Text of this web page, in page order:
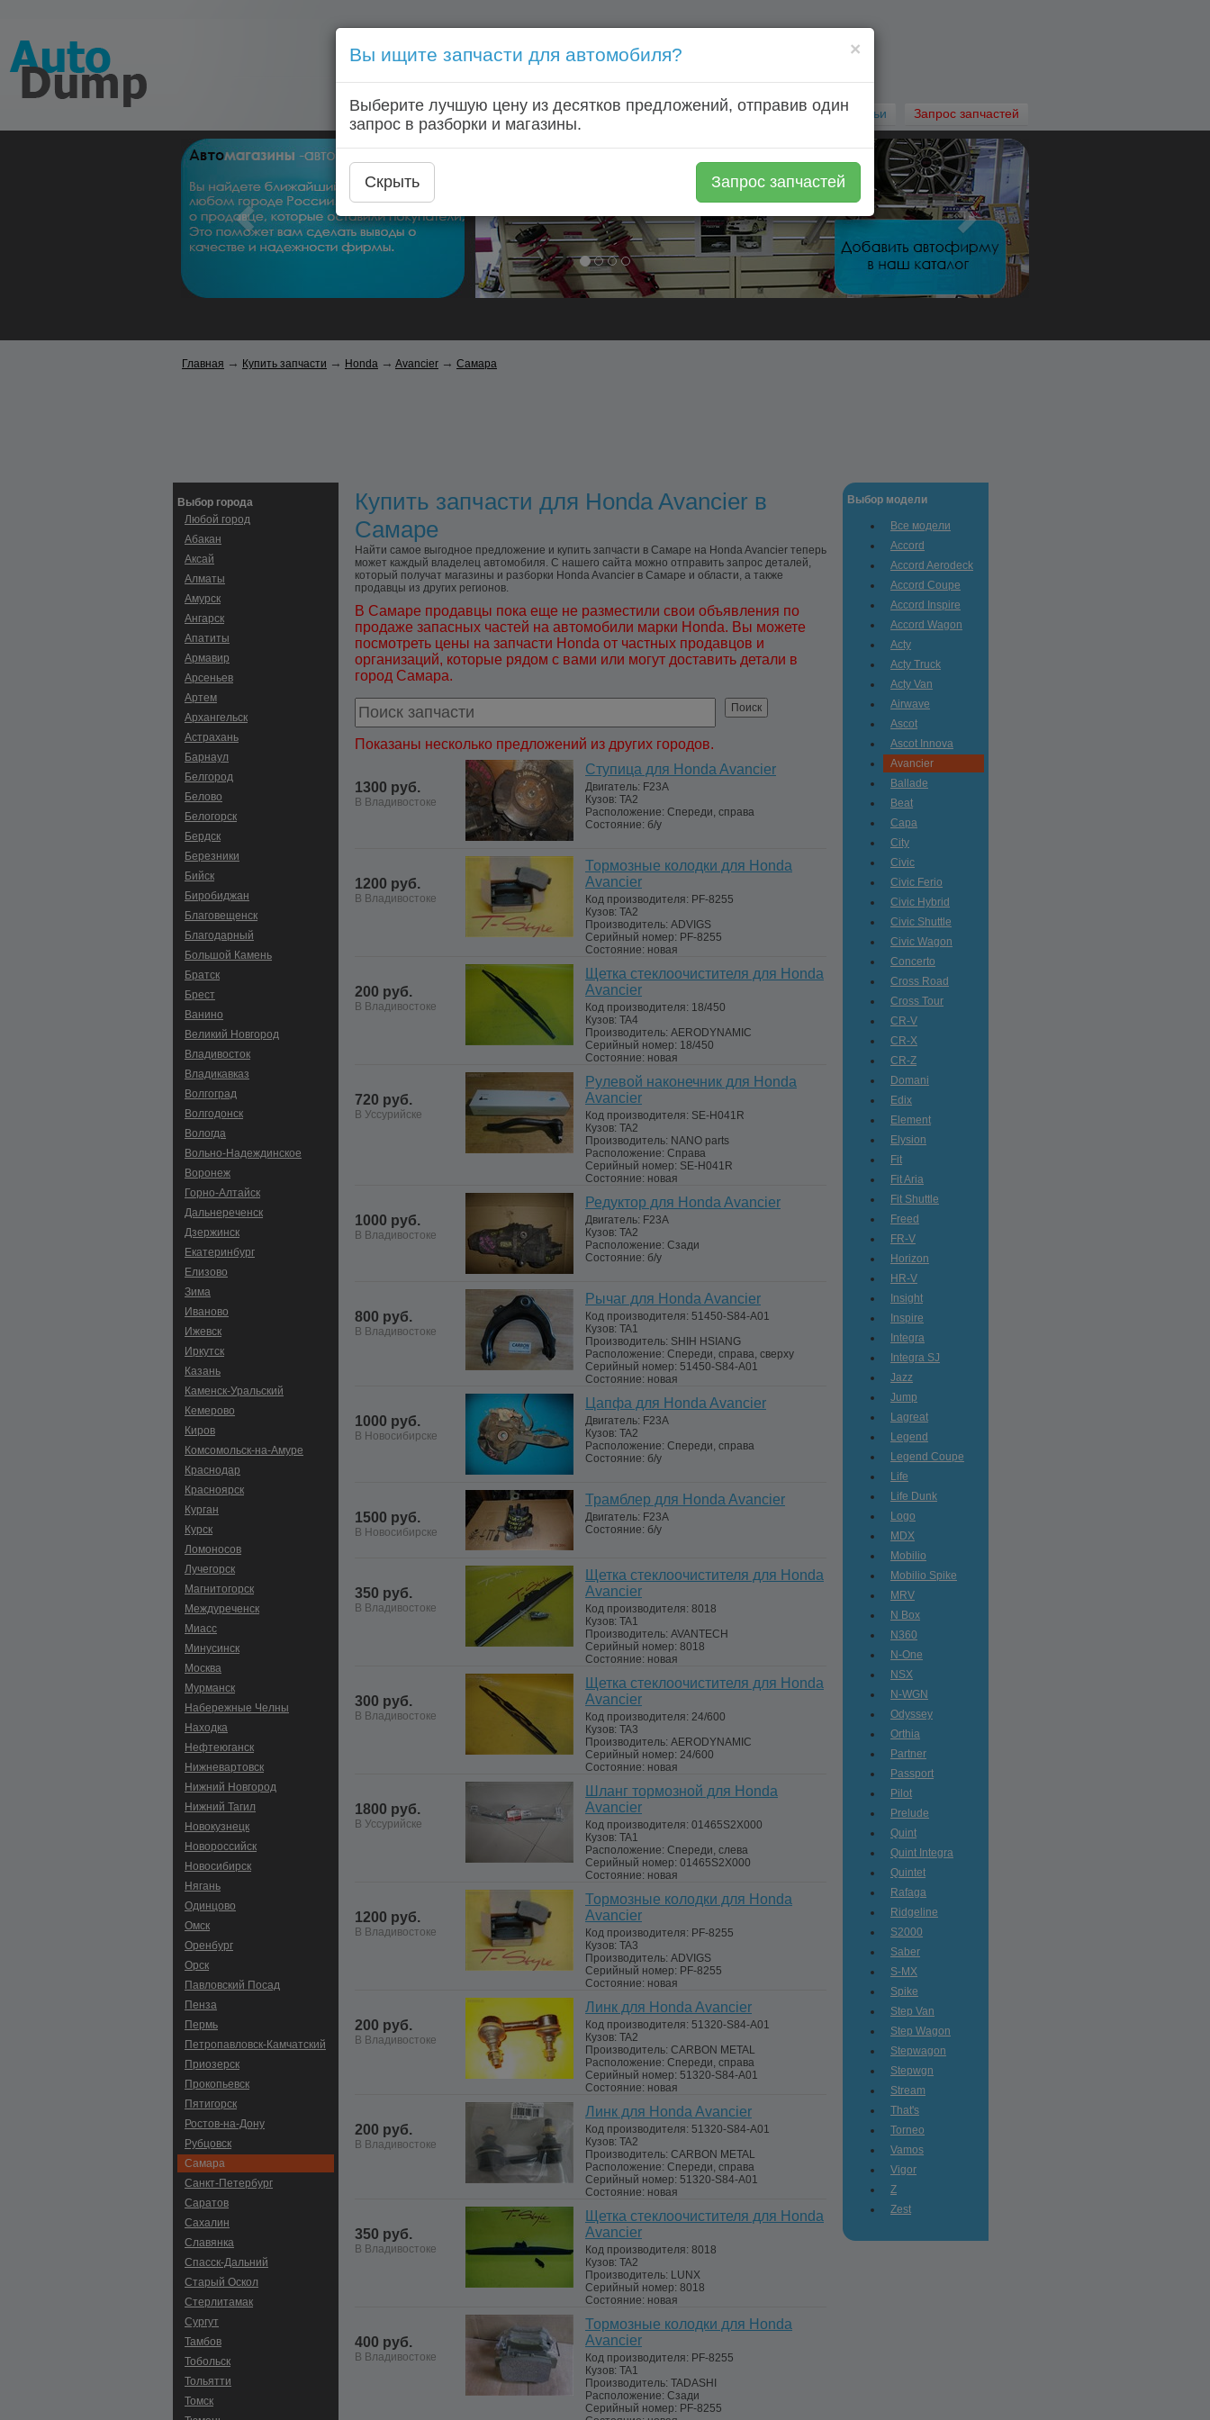
Голосовой запрос запчастей: +7 (920) 253 64 22
Главная Автозапчасти Автомагазины Авторазборки Автостатьи Запрос запчастей
Главная → Купить запчасти → Honda → Avancier → Самара
Выбор города
Любой город
Абакан
Аксай
Алматы
Амурск
Ангарск
Апатиты
Армавир
Арсеньев
Артем
Архангельск
Астрахань
Барнаул
Белгород
Белово
Белогорск
Бердск
Березники
Бийск
Биробиджан
Благовещенск
Благодарный
Большой Камень
Братск
Брест
Ванино
Великий Новгород
Владивосток
Владикавказ
Волгоград
Волгодонск
Вологда
Вольно-Hадеждинское
Воронеж
Горно-Алтайск
Дальнереченск
Дзержинск
Екатеринбург
Елизово
Зима
Иваново
Ижевск
Иркутск
Казань
Каменск-Уральский
Кемерово
Киров
Комсомольск-на-Амуре
Краснодар
Красноярск
Курган
Курск
Ломоносов
Лучегорск
Магнитогорск
Междуреченск
Миасс
Минусинск
Москва
Мурманск
Набережные Челны
Находка
Нефтеюганск
Нижневартовск
Нижний Новгород
Нижний Тагил
Новокузнецк
Новороссийск
Новосибирск
Нягань
Одинцово
Омск
Оренбург
Орск
Павловский Посад
Пенза
Пермь
Петропавловск-Камчатский
Приозерск
Прокопьевск
Пятигорск
Ростов-на-Дону
Рубцовск
Самара
Санкт-Петербург
Саратов
Сахалин
Славянка
Спасск-Дальний
Старый Оскол
Стерлитамак
Сургут
Тамбов
Тобольск
Тольятти
Томск
Купить запчасти для Honda Avancier в
Самаре
Найти самое выгодное предложение и купить запчасти в Самаре на Honda Avancier теперь
может каждый владелец автомобиля. С нашего сайта можно отправить запрос деталей,
который получат магазины и разборки Honda Avancier в Самаре и области, а также
продавцы из других регионов.
В Самаре продавцы пока еще не разместили свои объявления по
продаже запасных частей на автомобили марки Honda. Вы можете
посмотреть цены на запчасти Honda от частных продавцов и
организаций, которые рядом с вами или могут доставить детали в
город Самара.
Показаны несколько предложений из других городов.
1300 руб.
В Владивостоке
Ступица для Honda Avancier
Двигатель: F23A
Кузов: TA2
Расположение: Спереди, справа
Состояние: б/у
1200 руб.
В Владивостоке
Тормозные колодки для Honda
Avancier
Код производителя: PF-8255
Кузов: TA2
Производитель: ADVIGS
Серийный номер: PF-8255
Состояние: новая
200 руб.
В Владивостоке
Щетка стеклоочистителя для Honda
Avancier
Код производителя: 18/450
Кузов: TA4
Производитель: AERODYNAMIC
Серийный номер: 18/450
Состояние: новая
720 руб.
В Уссурийске
Рулевой наконечник для Honda
Avancier
Код производителя: SE-H041R
Кузов: TA2
Производитель: NANO parts
Расположение: Справа
Серийный номер: SE-H041R
Состояние: новая
1000 руб.
В Владивостоке
Редуктор для Honda Avancier
Двигатель: F23A
Кузов: TA2
Расположение: Сзади
Состояние: б/у
800 руб.
В Владивостоке
Рычаг для Honda Avancier
Код производителя: 51450-S84-A01
Кузов: TA1
Производитель: SHIH HSIANG
Расположение: Спереди, справа, сверху
Серийный номер: 51450-S84-A01
Состояние: новая
1000 руб.
В Новосибирске
Цапфа для Honda Avancier
Двигатель: F23A
Кузов: TA2
Расположение: Спереди, справа
Состояние: б/у
1500 руб.
В Новосибирске
Трамблер для Honda Avancier
Двигатель: F23A
Состояние: б/у
350 руб.
В Владивостоке
Щетка стеклоочистителя для Honda
Avancier
Код производителя: 8018
Кузов: TA1
Производитель: AVANTECH
Серийный номер: 8018
Состояние: новая
300 руб.
В Владивостоке
Щетка стеклоочистителя для Honda
Avancier
Код производителя: 24/600
Кузов: TA3
Производитель: AERODYNAMIC
Серийный номер: 24/600
Состояние: новая
1800 руб.
В Уссурийске
Шланг тормозной для Honda
Avancier
Код производителя: 01465S2X000
Кузов: TA1
Расположение: Спереди, слева
Серийный номер: 01465S2X000
Состояние: новая
1200 руб.
В Владивостоке
Тормозные колодки для Honda
Avancier
Код производителя: PF-8255
Кузов: TA3
Производитель: ADVIGS
Серийный номер: PF-8255
Состояние: новая
200 руб.
В Владивостоке
Линк для Honda Avancier
Код производителя: 51320-S84-A01
Кузов: TA2
Производитель: CARBON METAL
Расположение: Спереди, справа
Серийный номер: 51320-S84-A01
Состояние: новая
200 руб.
В Владивостоке
Линк для Honda Avancier
Код производителя: 51320-S84-A01
Кузов: TA2
Производитель: CARBON METAL
Расположение: Спереди, справа
Серийный номер: 51320-S84-A01
Состояние: новая
350 руб.
В Владивостоке
Щетка стеклоочистителя для Honda
Avancier
Код производителя: 8018
Кузов: TA2
Производитель: LUNX
Серийный номер: 8018
Состояние: новая
400 руб.
В Владивостоке
Тормозные колодки для Honda
Avancier
Код производителя: PF-8255
Кузов: TA1
Производитель: TADASHI
Расположение: Сзади
Серийный номер: PF-8255
Выбор модели
Все модели
Accord
Accord Aerodeck
Accord Coupe
Accord Inspire
Accord Wagon
Acty
Acty Truck
Acty Van
Airwave
Ascot
Ascot Innova
Avancier
Ballade
Beat
Capa
City
Civic
Civic Ferio
Civic Hybrid
Civic Shuttle
Civic Wagon
Concerto
Cross Road
Cross Tour
CR-V
CR-X
CR-Z
Domani
Edix
Element
Elysion
Fit
Fit Aria
Fit Shuttle
Freed
FR-V
Horizon
HR-V
Insight
Inspire
Integra
Integra SJ
Jazz
Jump
Lagreat
Legend
Legend Coupe
Life
Life Dunk
Logo
MDX
Mobilio
Mobilio Spike
MRV
N Box
N360
N-One
NSX
N-WGN
Odyssey
Orthia
Partner
Passport
Pilot
Prelude
Quint
Quint Integra
Quintet
Rafaga
Ridgeline
S2000
Saber
S-MX
Spike
Step Van
Step Wagon
Stepwagon
Stepwgn
Stream
That's
Torneo
Vamos
Vigor
Z
Zest
×
Вы ищите запчасти для автомобиля?
Выберите лучшую цену из десятков предложений, отправив один
запрос в разборки и магазины.
Скрыть Запрос запчастей